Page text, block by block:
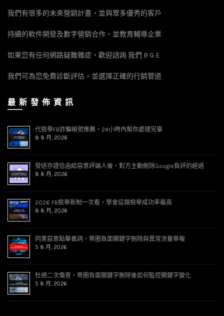
我們有很多的未來營銷計畫，並與眾多優秀的客戶
持續的軟件開發及數字營銷合作，並教育輔導企業
如果您有任何網路疑難雜症，歡迎諮詢 我們 B G E
我們可為您免費診斷評估，並選擇正確的行銷管道
最 新 發 佈 資 訊
代檢舉FB詐騙帳號推薦，24小時內幫你處理完畢
8 8 月, 2026
發送存證信函給惡意評論人後，對方主動刪除Google負評的經過
8 8 月, 2026
2026 FB檢舉新制一次看，學會這類檢舉成功率最高
8 8 月, 2026
同業惡意點擊養詞，幣圈負面關鍵字刪除與異常流量舉報
5 8 月, 2026
杜絕二次傷害，幣圈負面關鍵字刪除後如何監控關鍵字變化
5 8 月, 2026